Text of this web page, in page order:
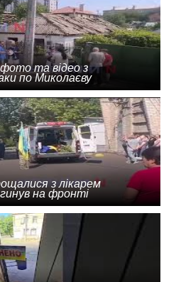
та відео з
по Миколаєву
з лікарем
на фронті